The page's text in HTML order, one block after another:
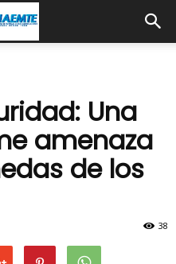
Una
amenaza
de los
38